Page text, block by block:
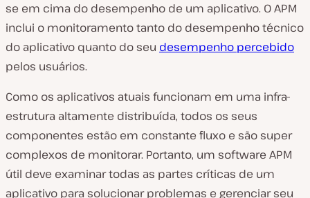
se em cima do desempenho de um aplicativo. O APM
inclui o monitoramento tanto do desempenho técnico
do aplicativo quanto do seu desempenho percebido
pelos usuários.
Como os aplicativos atuais funcionam em uma infra-
estrutura altamente distribuída, todos os seus
componentes estão em constante fluxo e são super
complexos de monitorar. Portanto, um software APM
útil deve examinar todas as partes críticas de um
aplicativo para solucionar problemas e gerenciar seu